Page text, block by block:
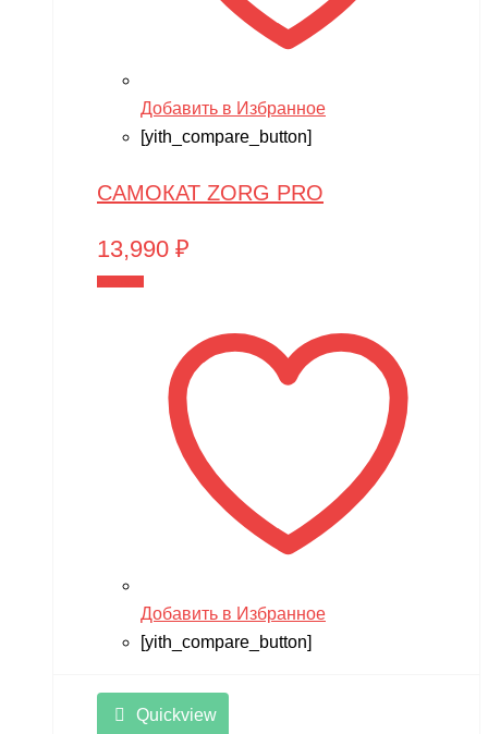
Добавить в Избранное
[yith_compare_button]
САМОКАТ ZORG PRO
13,990 ₽
Добавить в Избранное
[yith_compare_button]
Quickview